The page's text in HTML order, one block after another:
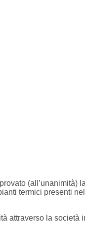
(all’unanimità)
termici presenti
attraverso la società